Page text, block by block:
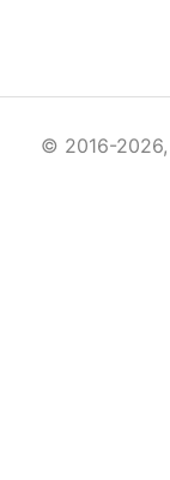
© 2016-2026,